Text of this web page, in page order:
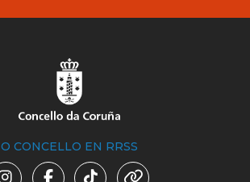
O CONCELLO EN RRSS